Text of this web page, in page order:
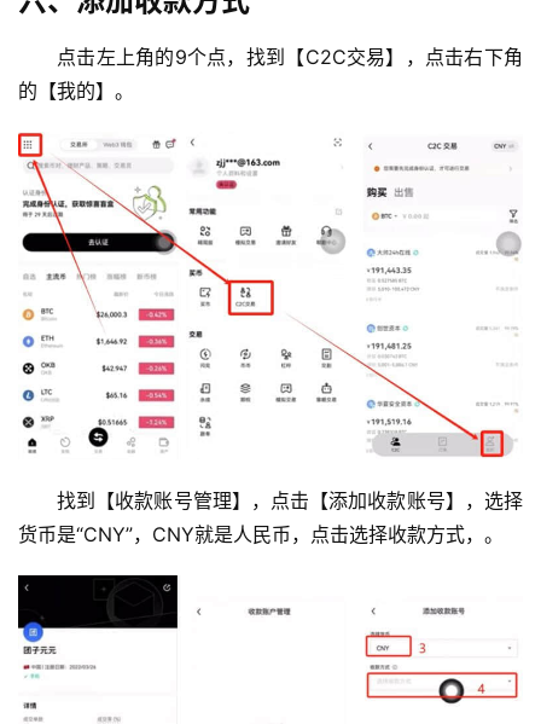
点击左上角的9个点，找到【C2C交易】，点击右下角
的【我的】。
找到【收款账号管理】，点击【添加收款账号】，选择
货币是“CNY”，CNY就是人民币，点击选择收款方式，。